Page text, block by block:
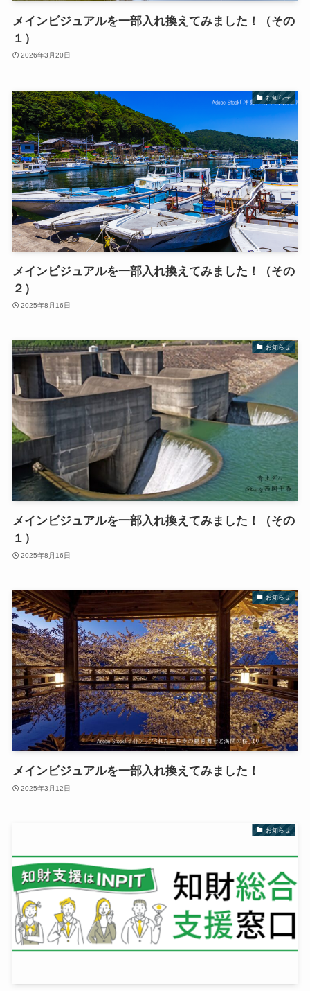
メインビジュアルを一部入れ換えてみました！（その
１）
2026年3月20日
お知らせ
メインビジュアルを一部入れ換えてみました！（その
２）
2025年8月16日
お知らせ
メインビジュアルを一部入れ換えてみました！（その
１）
2025年8月16日
お知らせ
メインビジュアルを一部入れ換えてみました！
2025年3月12日
お知らせ